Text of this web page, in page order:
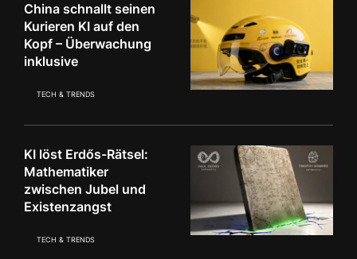
China schnallt seinen
Kurieren KI auf den
Kopf – Überwachung
inklusive
TECH & TRENDS
KI löst Erdős-Rätsel:
Mathematiker
zwischen Jubel und
Existenzangst
TECH & TRENDS